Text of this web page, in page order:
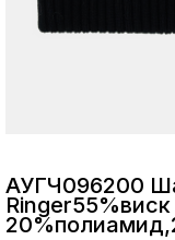
АУГЧ096200
Ringer55%виск